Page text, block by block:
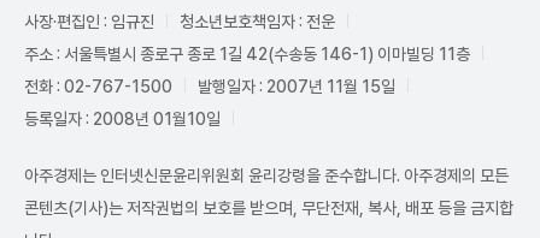
사장·편집인 : 임규진
청소년보호책임자 : 전운
주소 : 서울특별시 종로구 종로 1길 42(수송동 146-1) 이마빌딩 11층
전화 : 02-767-1500
발행일자 : 2007년 11월 15일
등록일자 : 2008년 01월10일
아주경제는 인터넷신문윤리위원회 윤리강령을 준수합니다. 아주경제의 모든
콘텐츠(기사)는 저작권법의 보호를 받으며, 무단전재, 복사, 배포 등을 금지합